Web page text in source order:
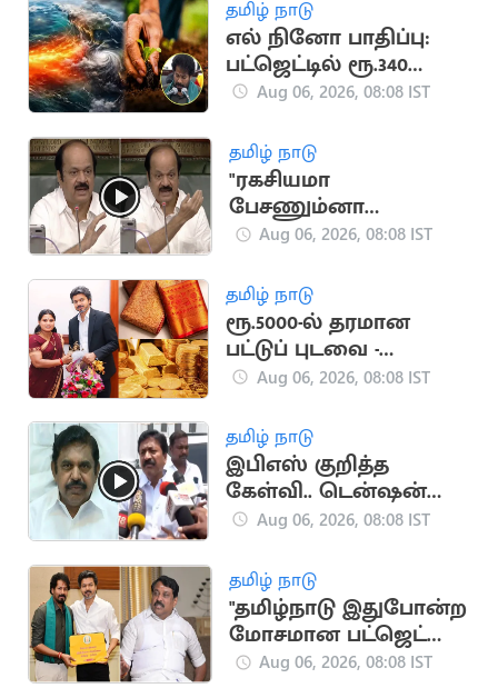
தமிழ் நாடு
எல் நினோ பாதிப்பு:
பட்ஜெட்டில் ரூ.340
கோடி ஒதுக்கீடு
Aug 06, 2026, 08:08 IST
தமிழ் நாடு
"ரகசியமா
பேசணும்னா
அமைதியா பேசுங்க"..
சபாநாயகர் அறிவுரை
Aug 06, 2026, 08:08 IST
தமிழ் நாடு
ரூ.5000-ல் தரமான
பட்டுப் புடவை -
அமைச்சர் அறிவிப்பு
Aug 06, 2026, 08:08 IST
தமிழ் நாடு
இபிஎஸ் குறித்த
கேள்வி.. டென்ஷன்
ஆன சி.வி.சண்முகம்
Aug 06, 2026, 08:08 IST
தமிழ் நாடு
"தமிழ்நாடு இதுபோன்ற
மோசமான பட்ஜெட்டை
பார்த்ததில்லை"..
Aug 06, 2026, 08:08 IST